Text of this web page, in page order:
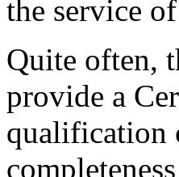
the service
Quite often,
provide a
qualification